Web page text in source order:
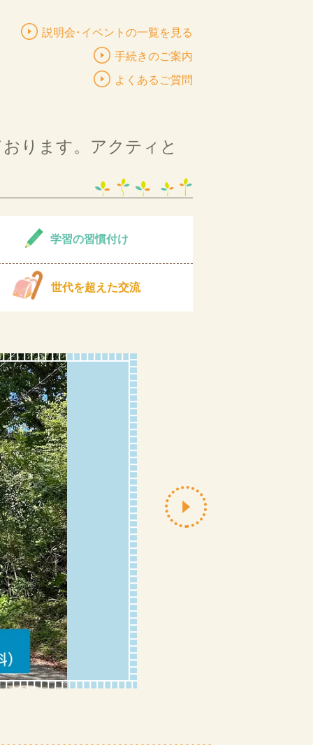
説明会･イベントの一覧を見る
手続きのご案内
よくあるご質問
ります。アクティと
学習の習慣付け
世代を超えた交流